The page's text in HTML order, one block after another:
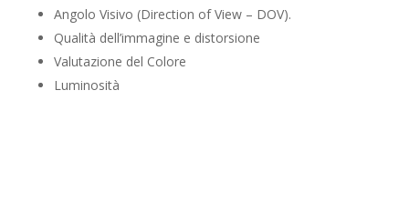
Angolo Visivo (Direction of View – DOV).
Qualità dell’immagine e distorsione
Valutazione del Colore
Luminosità